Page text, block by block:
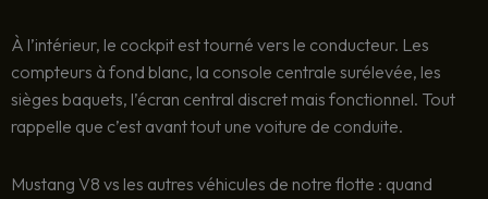
À l’intérieur, le cockpit est tourné vers le conducteur. Les
compteurs à fond blanc, la console centrale surélevée, les
sièges baquets, l’écran central discret mais fonctionnel. Tout
rappelle que c’est avant tout une voiture de conduite.
Mustang V8 vs les autres véhicules de notre flotte : quand